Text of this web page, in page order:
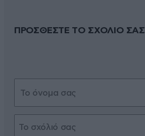
ΠΡΟΣΘΕΣΤΕ ΤΟ ΣΧΟΛΙΟ ΣΑΣ